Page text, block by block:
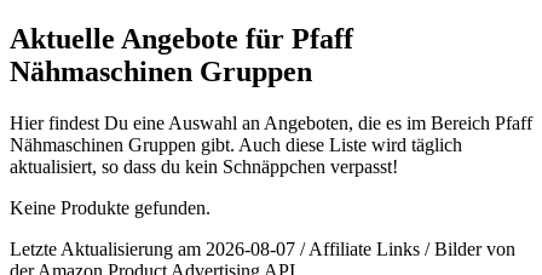
Aktuelle Angebote für Pfaff
Nähmaschinen Gruppen
Hier findest Du eine Auswahl an Angeboten, die es im Bereich Pfaff
Nähmaschinen Gruppen gibt. Auch diese Liste wird täglich
aktualisiert, so dass du kein Schnäppchen verpasst!
Keine Produkte gefunden.
Letzte Aktualisierung am 2026-08-07 / Affiliate Links / Bilder von
der Amazon Product Advertising API